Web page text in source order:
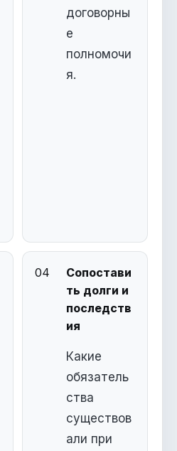
договорны
е
полномочи
я.
04
Сопостави
ть долги и
последств
ия
Какие
обязатель
ства
существов
али при